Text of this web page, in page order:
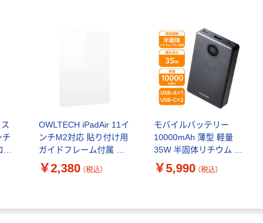
チ
OWLTECH iPadAir 11イ
ンチM2対応 貼り付け用
ガイドフレーム付属 画
面保護ガラス OWL-
GSIG1101-CL 1個（直送
￥2,380 （税込）
モバイルバッテリー
10000mAh 薄型 軽量
35W 半固体リチウム 長
寿命 ECーC61MN 1個
エレコム
￥5,990 （税込）